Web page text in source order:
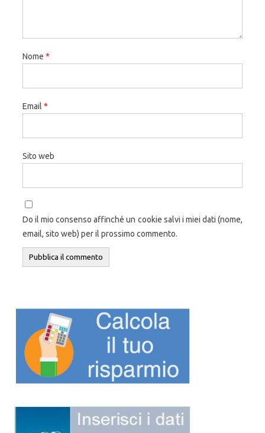
Nome *
Email *
Sito web
Do il mio consenso affinché un cookie salvi i miei dati (nome,
email, sito web) per il prossimo commento.